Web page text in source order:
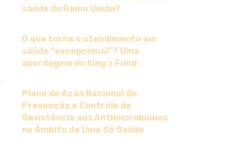
saúde do Reino Unido?
O que torna o atendimento em
saúde “excepcional”? Uma
abordagem do King’s Fund
Plano de Ação Nacional de
Prevenção e Controle da
Resistência aos Antimicrobianos
no Âmbito de Uma Só Saúde